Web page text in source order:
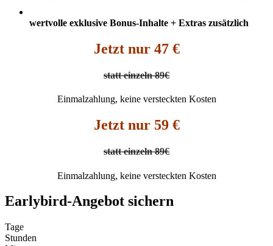
wertvolle exklusive Bonus-Inhalte + Extras zusätzlich
Jetzt nur 47 €
statt einzeln 89€
Einmalzahlung, keine versteckten Kosten
Jetzt nur 59 €
statt einzeln 89€
Einmalzahlung, keine versteckten Kosten
Earlybird-Angebot sichern
Tage
Stunden